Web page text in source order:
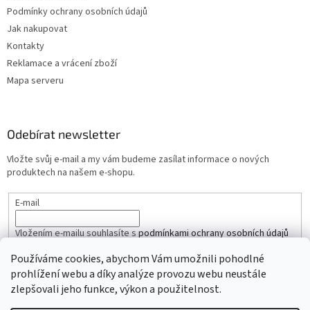
Používáme cookies, abychom Vám umožnili pohodlné
prohlížení webu a díky analýze provozu webu neustále
zlepšovali jeho funkce, výkon a použitelnost.
Podmínky ochrany osobních údajů
Jak nakupovat
Kontakty
Reklamace a vrácení zboží
Mapa serveru
Odebírat newsletter
Vložte svůj e-mail a my vám budeme zasílat informace o nových
produktech na našem e-shopu.
E-mail
Vložením e-mailu souhlasíte spodmínkami ochrany osobních údajů
PŘIHLÁSIT SE